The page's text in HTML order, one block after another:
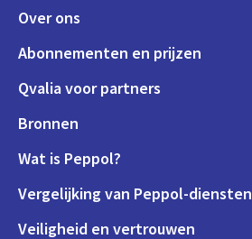
Over ons
Abonnementen en prijzen
Qvalia voor partners
Bronnen
Wat is Peppol?
Vergelijking van Peppol-diensten
Veiligheid en vertrouwen